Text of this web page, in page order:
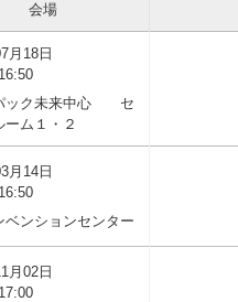
会場
月18日
ック未来中心 セ
ーム１・２
月14日
ベンションセンター
月02日